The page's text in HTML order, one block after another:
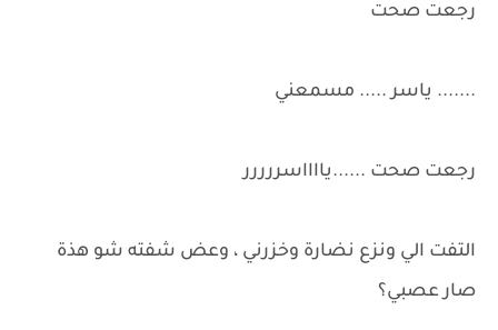
رجعت صحت
....... ياسر ..... مسمعني
رجعت صحت ......يااااسررررر
التفت الي ونزع نضارة وخزرني ، وعض شفته شو هذة
صار عصبي؟